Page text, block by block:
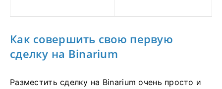
Как совершить свою первую
сделку на Binarium
Разместить сделку на Binarium очень просто и